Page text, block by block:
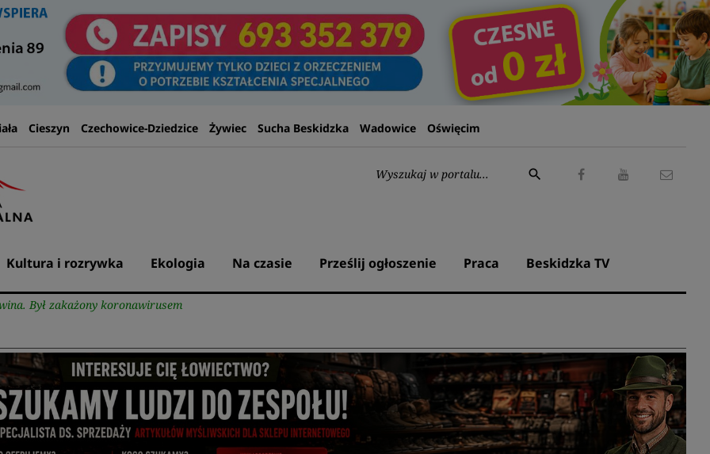
Cieszyn Czechowice-Dziedzice Żywiec Sucha Beskidzka Wadowice Oświęcim
Wyszukaj:
search
Kultura i rozrywka Ekologia Na czasie Prześlij ogłoszenie Praca Beskidzka TV
Był zakażony koronawirusem